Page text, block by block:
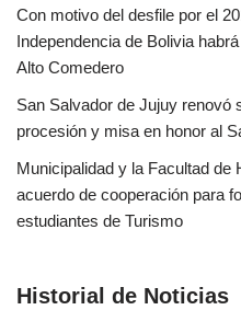
Con motivo del desfile por el
Independencia de Bolivia
Alto Comedero
San Salvador de Jujuy renovó
procesión y misa en honor al
Municipalidad y la Facultad de
acuerdo de cooperación para
estudiantes de Turismo
Historial de Noticias